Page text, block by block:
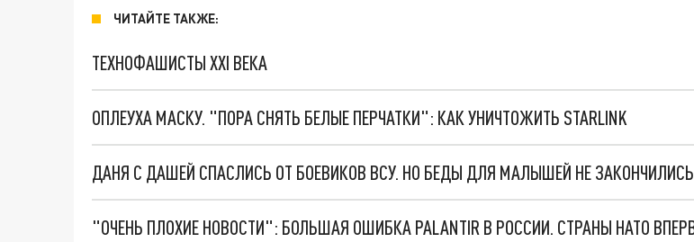
ЧИТАЙТЕ ТАКЖЕ:
ТЕХНОФАШИСТЫ XXI ВЕКА
ОПЛЕУХА МАСКУ. "ПОРА СНЯТЬ БЕЛЫЕ ПЕРЧАТКИ": КАК УНИЧТОЖИТЬ STARLINK
ДАНЯ С ДАШЕЙ СПАСЛИСЬ ОТ БОЕВИКОВ ВСУ. НО БЕДЫ ДЛЯ МАЛЫШЕЙ НЕ ЗАКОНЧИЛИСЬ